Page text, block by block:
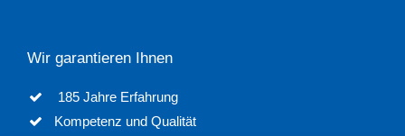
Wir garantieren Ihnen
185 Jahre Erfahrung
Kompetenz und Qualität